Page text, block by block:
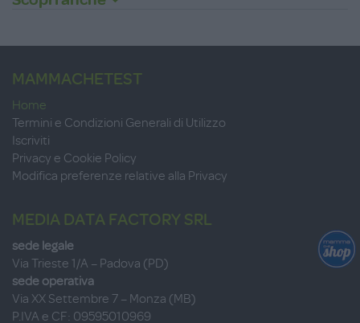
MAMMACHETEST
Home
Termini e Condizioni Generali di Utilizzo
Iscriviti
Privacy e Cookie Policy
Modifica preferenze relative alla Privacy
MEDIA DATA FACTORY SRL
sede legale
Via Trieste 1/A – Padova (PD)
sede operativa
Via XX Settembre 7 – Monza (MB)
P.IVA e CF: 09595010969